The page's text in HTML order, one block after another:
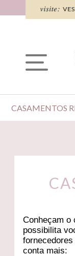
CASAMENTOS
Conheçam o
possibilita
conta mais: